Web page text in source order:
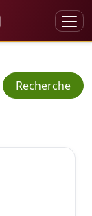
Recherche